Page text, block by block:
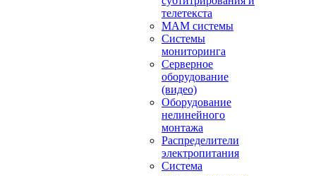
телетекста
MAM системы
Системы
мониторинга
Серверное
оборудование
(видео)
Оборудование
нелинейного
монтажа
Распределители
электропитания
Система